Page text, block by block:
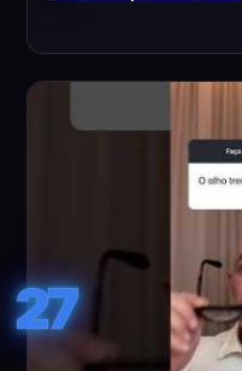
27